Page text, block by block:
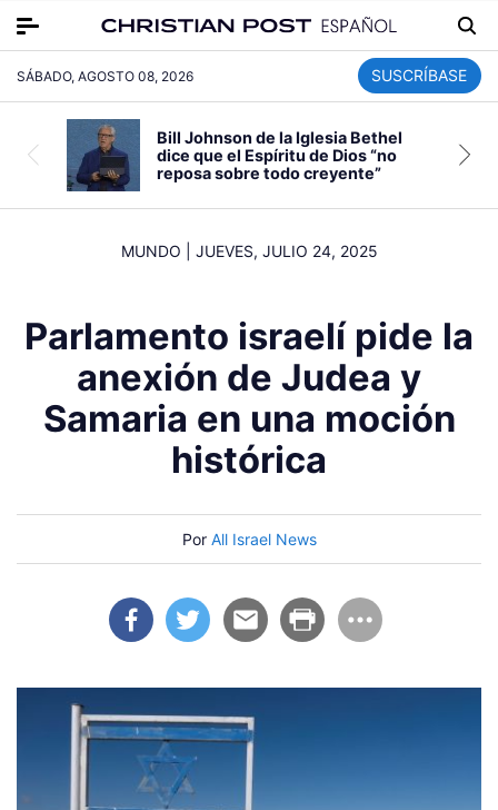
SÁBADO, AGOSTO 08, 2026 SUSCRÍBASE
Bill Johnson de la Iglesia Bethel
dice que el Espíritu de Dios “no
reposa sobre todo creyente”
MUNDO JUEVES, JULIO 24, 2025
Parlamento israelí pide la
anexión de Judea y
Samaria en una moción
histórica
Por All Israel News